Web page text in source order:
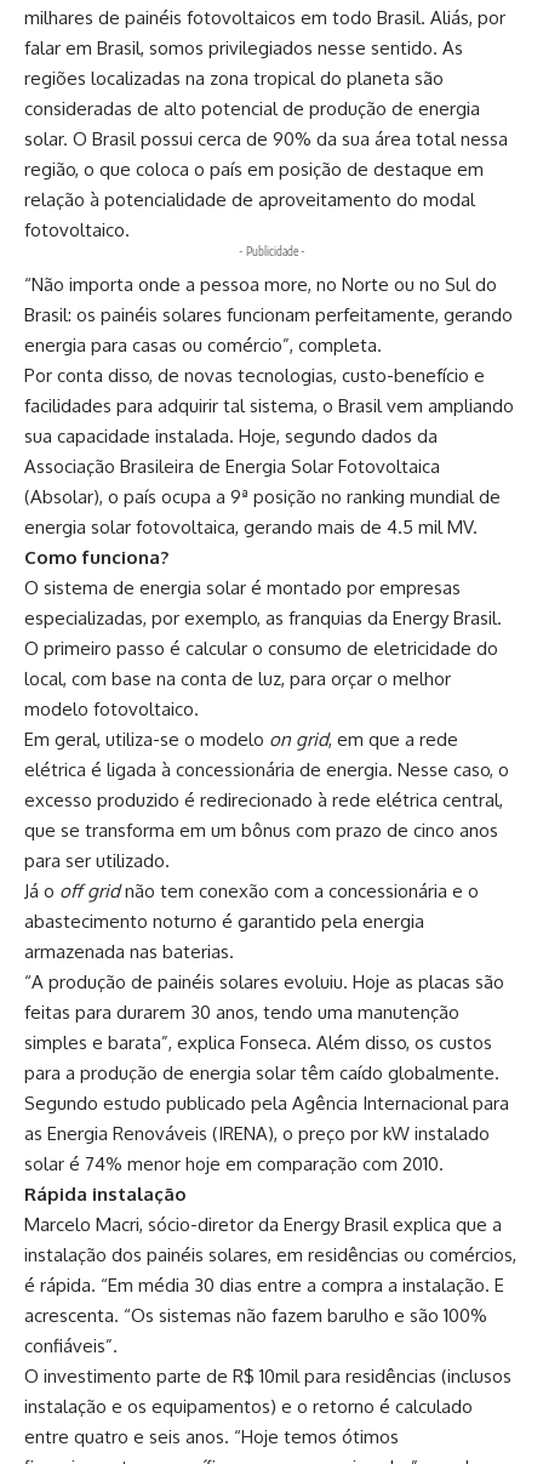
milhares de painéis fotovoltaicos em todo Brasil. Aliás, por
falar em Brasil, somos privilegiados nesse sentido. As
regiões localizadas na zona tropical do planeta são
consideradas de alto potencial de produção de energia
solar. O Brasil possui cerca de 90% da sua área total nessa
região, o que coloca o país em posição de destaque em
relação à potencialidade de aproveitamento do modal
fotovoltaico.
- Publicidade -
“Não importa onde a pessoa more, no Norte ou no Sul do
Brasil: os painéis solares funcionam perfeitamente, gerando
energia para casas ou comércio”, completa.
Por conta disso, de novas tecnologias, custo-benefício e
facilidades para adquirir tal sistema, o Brasil vem ampliando
sua capacidade instalada. Hoje, segundo dados da
Associação Brasileira de Energia Solar Fotovoltaica
(Absolar), o país ocupa a 9ª posição no ranking mundial de
energia solar fotovoltaica, gerando mais de 4.5 mil MV.
Como funciona?
O sistema de energia solar é montado por empresas
especializadas, por exemplo, as franquias da Energy Brasil.
O primeiro passo é calcular o consumo de eletricidade do
local, com base na conta de luz, para orçar o melhor
modelo fotovoltaico.
Em geral, utiliza-se o modelo on grid, em que a rede
elétrica é ligada à concessionária de energia. Nesse caso, o
excesso produzido é redirecionado à rede elétrica central,
que se transforma em um bônus com prazo de cinco anos
para ser utilizado.
Já o off gridnão tem conexão com a concessionária e o
abastecimento noturno é garantido pela energia
armazenada nas baterias.
“A produção de painéis solares evoluiu. Hoje as placas são
feitas para durarem 30 anos, tendo uma manutenção
simples e barata”, explica Fonseca. Além disso, os custos
para a produção de energia solar têm caído globalmente.
Segundo estudo publicado pela Agência Internacional para
as Energia Renováveis (IRENA), o preço por kW instalado
solar é 74% menor hoje em comparação com 2010.
Rápida instalação
Marcelo Macri, sócio-diretor da Energy Brasil explica que a
instalação dos painéis solares, em residências ou comércios,
é rápida. “Em média 30 dias entre a compra a instalação. E
acrescenta. “Os sistemas não fazem barulho e são 100%
confiáveis”.
O investimento parte de R$ 10mil para residências (inclusos
instalação e os equipamentos) e o retorno é calculado
entre quatro e seis anos. “Hoje temos ótimos